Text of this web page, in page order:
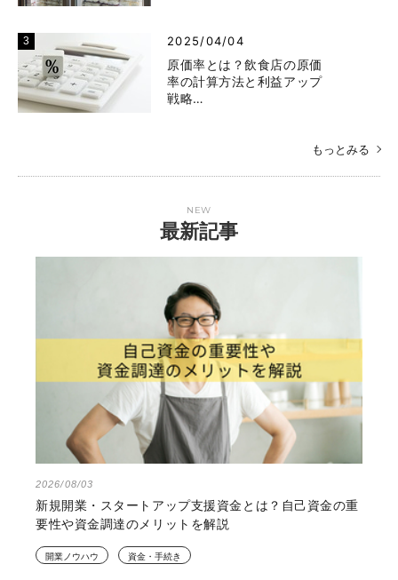
2025/04/04
原価率とは？飲食店の原価
率の計算方法と利益アップ
戦略…
もっとみる
NEW
最新記事
2026/08/03
新規開業・スタートアップ支援資金とは？自己資金の重
要性や資金調達のメリットを解説
開業ノウハウ 資金・手続き